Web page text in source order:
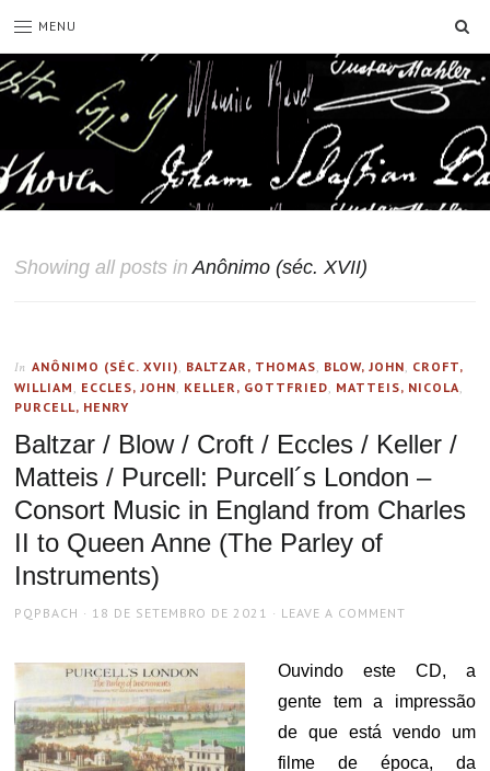
MENU
Showing all posts inAnônimo (séc. XVII)
In ANÔNIMO (SÉC. XVII), BALTZAR, THOMAS, BLOW, JOHN, CROFT,
WILLIAM , ECCLES, JOHN, KELLER, GOTTFRIED, MATTEIS, NICOLA,
PURCELL, HENRY
Baltzar / Blow / Croft / Eccles / Keller /
Matteis / Purcell: Purcell´s London –
Consort Music in England from Charles
II to Queen Anne (The Parley of
Instruments)
AUTHOR
PQPBACH
POSTED
18 DE SETEMBRO DE 2021 LEAVE A COMMENT
Ouvindo este CD, a
gente tem a impressão
de que está vendo um
filme de época, da